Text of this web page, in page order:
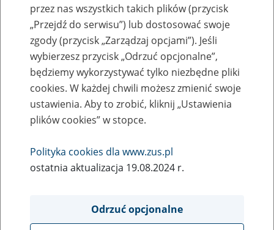
Zaproś ZUS do siebie - zakładanie profili
eZUS w siedzibie Twojej firmy
Rodzaj wydarzenia
Szkolenia
Obszar merytoryczny
obsługa klientów
przez nas wszystkich takich plików (przycisk
„Przejdź do serwisu”) lub dostosować swoje
zgody (przycisk „Zarządzaj opcjami”). Jeśli
wybierzesz przycisk „Odrzuć opcjonalne”,
będziemy wykorzystywać tylko niezbędne pliki
cookies. W każdej chwili możesz zmienić swoje
ustawienia. Aby to zrobić, kliknij „Ustawienia
plików cookies” w stopce.
Polityka cookies dla www.zus.pl
ostatnia aktualizacja 19.08.2024 r.
Odrzuć opcjonalne